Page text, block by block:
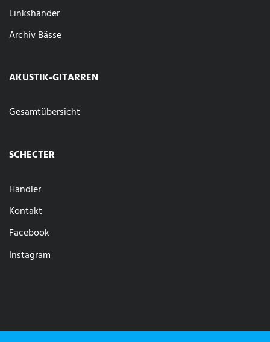
Linkshänder
Archiv Bässe
AKUSTIK-GITARREN
Gesamtübersicht
SCHECTER
Händler
Kontakt
Facebook
Instagram